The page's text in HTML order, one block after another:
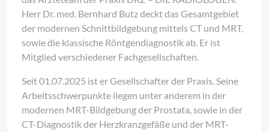
Herr Dr. med. Bernhard Butz deckt das Gesamtgebiet
der modernen Schnittbildgebung mittels CT und MRT,
sowie die klassische Röntgendiagnostik ab. Er ist
Mitglied verschiedener Fachgesellschaften.
Seit 01.07.2025 ist er Gesellschafter der Praxis. Seine
Arbeitsschwerpunkte liegen unter anderem in der
modernen MRT-Bildgebung der Prostata, sowie in der
CT-Diagnostik der Herzkranzgefäße und der MRT-